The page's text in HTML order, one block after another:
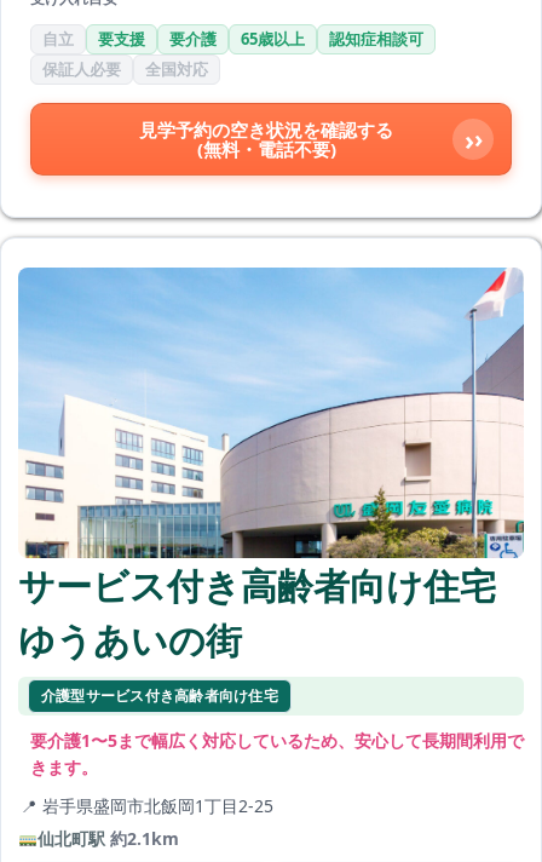
自立 要支援 要介護 65歳以上
認知症相談可
保証人必要
全国対応
見学予約の空き状況を確認する
(無料・電話不要)
›
サービス付き高齢者向け住宅
ゆうあいの街
介護型サービス付き高齢者向け住宅
要介護1〜5まで幅広く対応しているため、安心して長期間利用で
きます。
岩手県盛岡市北飯岡1丁目2-25
仙北町駅 約2.1km